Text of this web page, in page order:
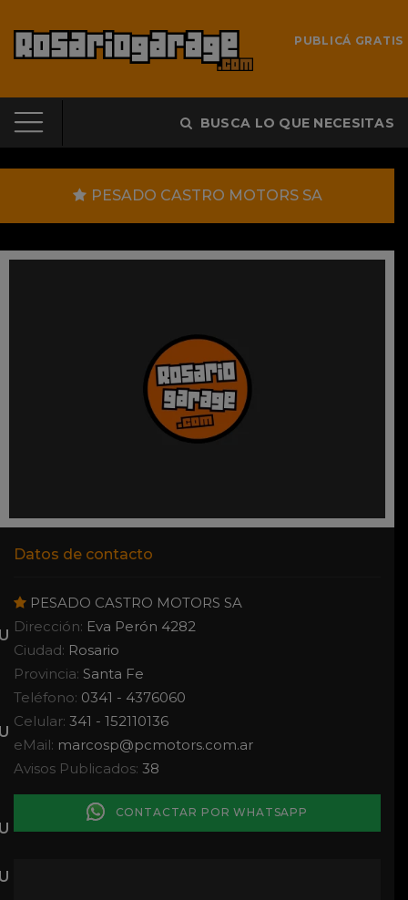
PUBLICÁ GRATIS
BUSCA LO QUE NECESITAS
PESADO CASTRO MOTORS SA
Datos de contacto
PESADO CASTRO MOTORS SA
Dirección: Eva Perón 4282
Ciudad: Rosario
Provincia: Santa Fe
Teléfono: 0341 - 4376060
Celular: 341 - 152110136
eMail: marcosp@pcmotors.com.ar
Avisos Publicados: 38
CONTACTAR POR WHATSAPP